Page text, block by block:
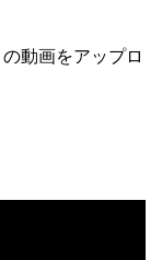
動画をアップロ